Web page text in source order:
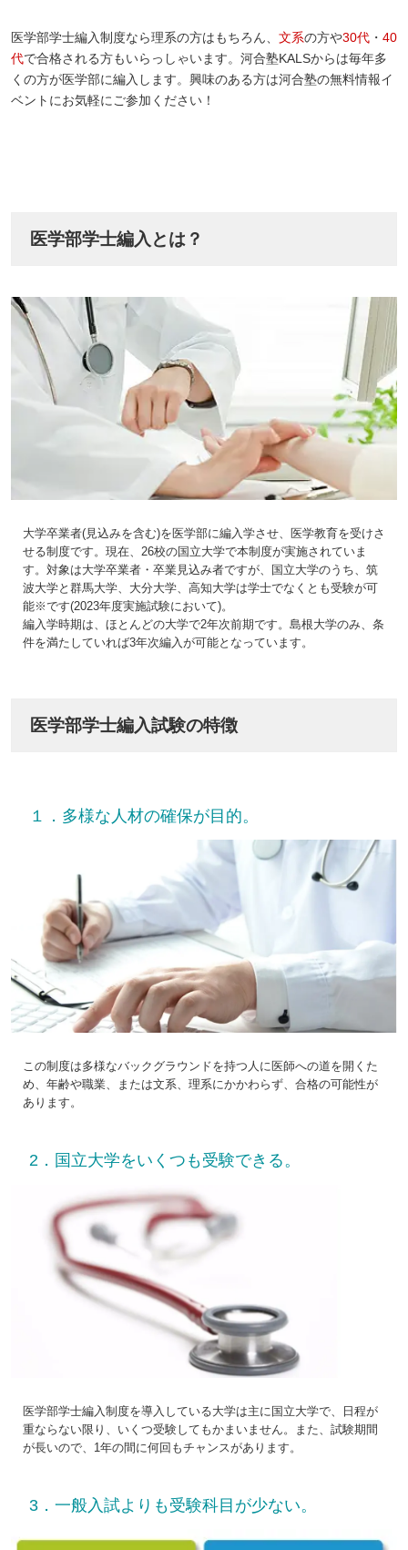
医学部学士編入制度なら理系の方はもちろん、 文系の方や30代 ・ 40
代で合格される方もいらっしゃいます。河合塾KALSからは毎年多
くの方が医学部に編入します。興味のある方は河合塾の無料情報イ
ベントにお気軽にご参加ください！
医学部学士編入とは？
大学卒業者(見込みを含む)を医学部に編入学させ、医学教育を受けさ
せる制度です。現在、26校の国立大学で本制度が実施されていま
す。対象は大学卒業者・卒業見込み者ですが、国立大学のうち、筑
波大学と群馬大学、大分大学、高知大学は学士でなくとも受験が可
能※です(2023年度実施試験において)。
編入学時期は、ほとんどの大学で2年次前期です。島根大学のみ、条
件を満たしていれば3年次編入が可能となっています。
医学部学士編入試験の特徴
１．多様な人材の確保が目的。
この制度は多様なバックグラウンドを持つ人に医師への道を開くた
め、年齢や職業、または文系、理系にかかわらず、合格の可能性が
あります。
2．国立大学をいくつも受験できる。
医学部学士編入制度を導入している大学は主に国立大学で、日程が
重ならない限り、いくつ受験してもかまいません。また、試験期間
が長いので、1年の間に何回もチャンスがあります。
3．一般入試よりも受験科目が少ない。